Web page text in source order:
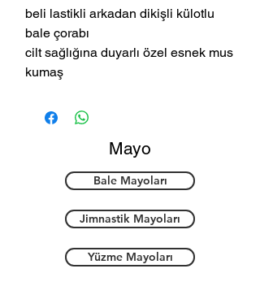
beli lastikli arkadan dikişli külotlu
bale çorabı
cilt sağlığına duyarlı özel esnek mus
kumaş
Mayo
Bale Mayoları
Jimnastik Mayoları
Yüzme Mayoları